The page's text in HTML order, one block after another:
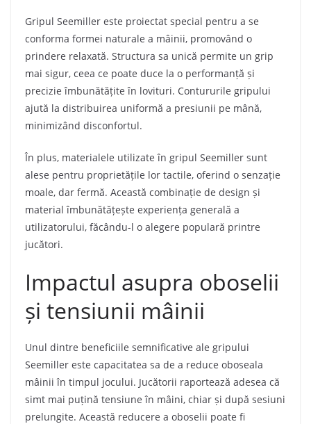
Gripul Seemiller este proiectat special pentru a se
conforma formei naturale a mâinii, promovând o
prindere relaxată. Structura sa unică permite un grip
mai sigur, ceea ce poate duce la o performanță și
precizie îmbunătățite în lovituri. Contururile gripului
ajută la distribuirea uniformă a presiunii pe mână,
minimizând disconfortul.
În plus, materialele utilizate în gripul Seemiller sunt
alese pentru proprietățile lor tactile, oferind o senzație
moale, dar fermă. Această combinație de design și
material îmbunătățește experiența generală a
utilizatorului, făcându-l o alegere populară printre
jucători.
Impactul asupra oboselii
și tensiunii mâinii
Unul dintre beneficiile semnificative ale gripului
Seemiller este capacitatea sa de a reduce oboseala
mâinii în timpul jocului. Jucătorii raportează adesea că
simt mai puțină tensiune în mâini, chiar și după sesiuni
prelungite. Această reducere a oboselii poate fi